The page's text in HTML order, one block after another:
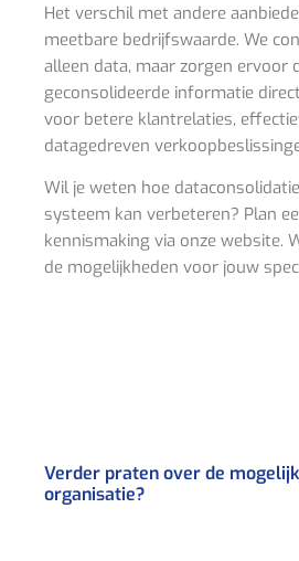
Het verschil met andere
meetbare bedrijfswaarde. We
alleen data, maar zorgen ervoor
geconsolideerde informatie
voor betere klantrelaties,
datagedreven
Wil je weten hoe
systeem kan verbeteren? Plan
kennismaking via onze website.
de mogelijkheden voor jouw
Verder praten over de
organisatie?